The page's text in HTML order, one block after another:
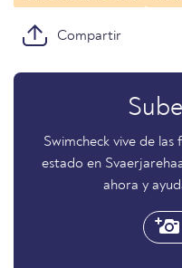
Compartir
Swimcheck vive de las
estado en
ahora y